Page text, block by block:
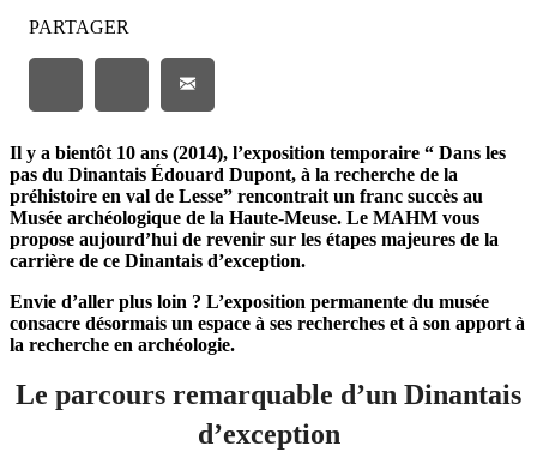
PARTAGER
Il y a bientôt 10 ans (2014), l’exposition temporaire “ Dans les
pas du Dinantais Édouard Dupont, à la recherche de la
préhistoire en val de Lesse” rencontrait un franc succès au
Musée archéologique de la Haute-Meuse. Le MAHM vous
propose aujourd’hui de revenir sur les étapes majeures de la
carrière de ce Dinantais d’exception.
Envie d’aller plus loin ? L’exposition permanente du musée
consacre désormais un espace à ses recherches et à son apport à
la recherche en archéologie.
Le parcours remarquable d’un Dinantais
d’exception